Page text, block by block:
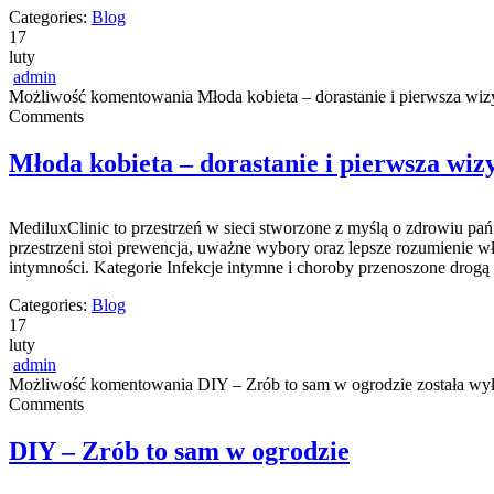
Categories: Blog
17
luty
admin
Możliwość komentowania Młoda kobieta – dorastanie i pierwsza
Comments
Młoda kobieta – dorastanie i pierwsza
MediluxClinic to przestrzeń w sieci stworzone z myślą o zdrowiu
przestrzeni stoi prewencja, uważne wybory oraz lepsze rozumienie
intymności. Kategorie Infekcje intymne i choroby przenoszone
Categories: Blog
17
luty
admin
Możliwość komentowania DIY – Zrób to sam w ogrodzie została
Comments
DIY – Zrób to sam w ogrodzie